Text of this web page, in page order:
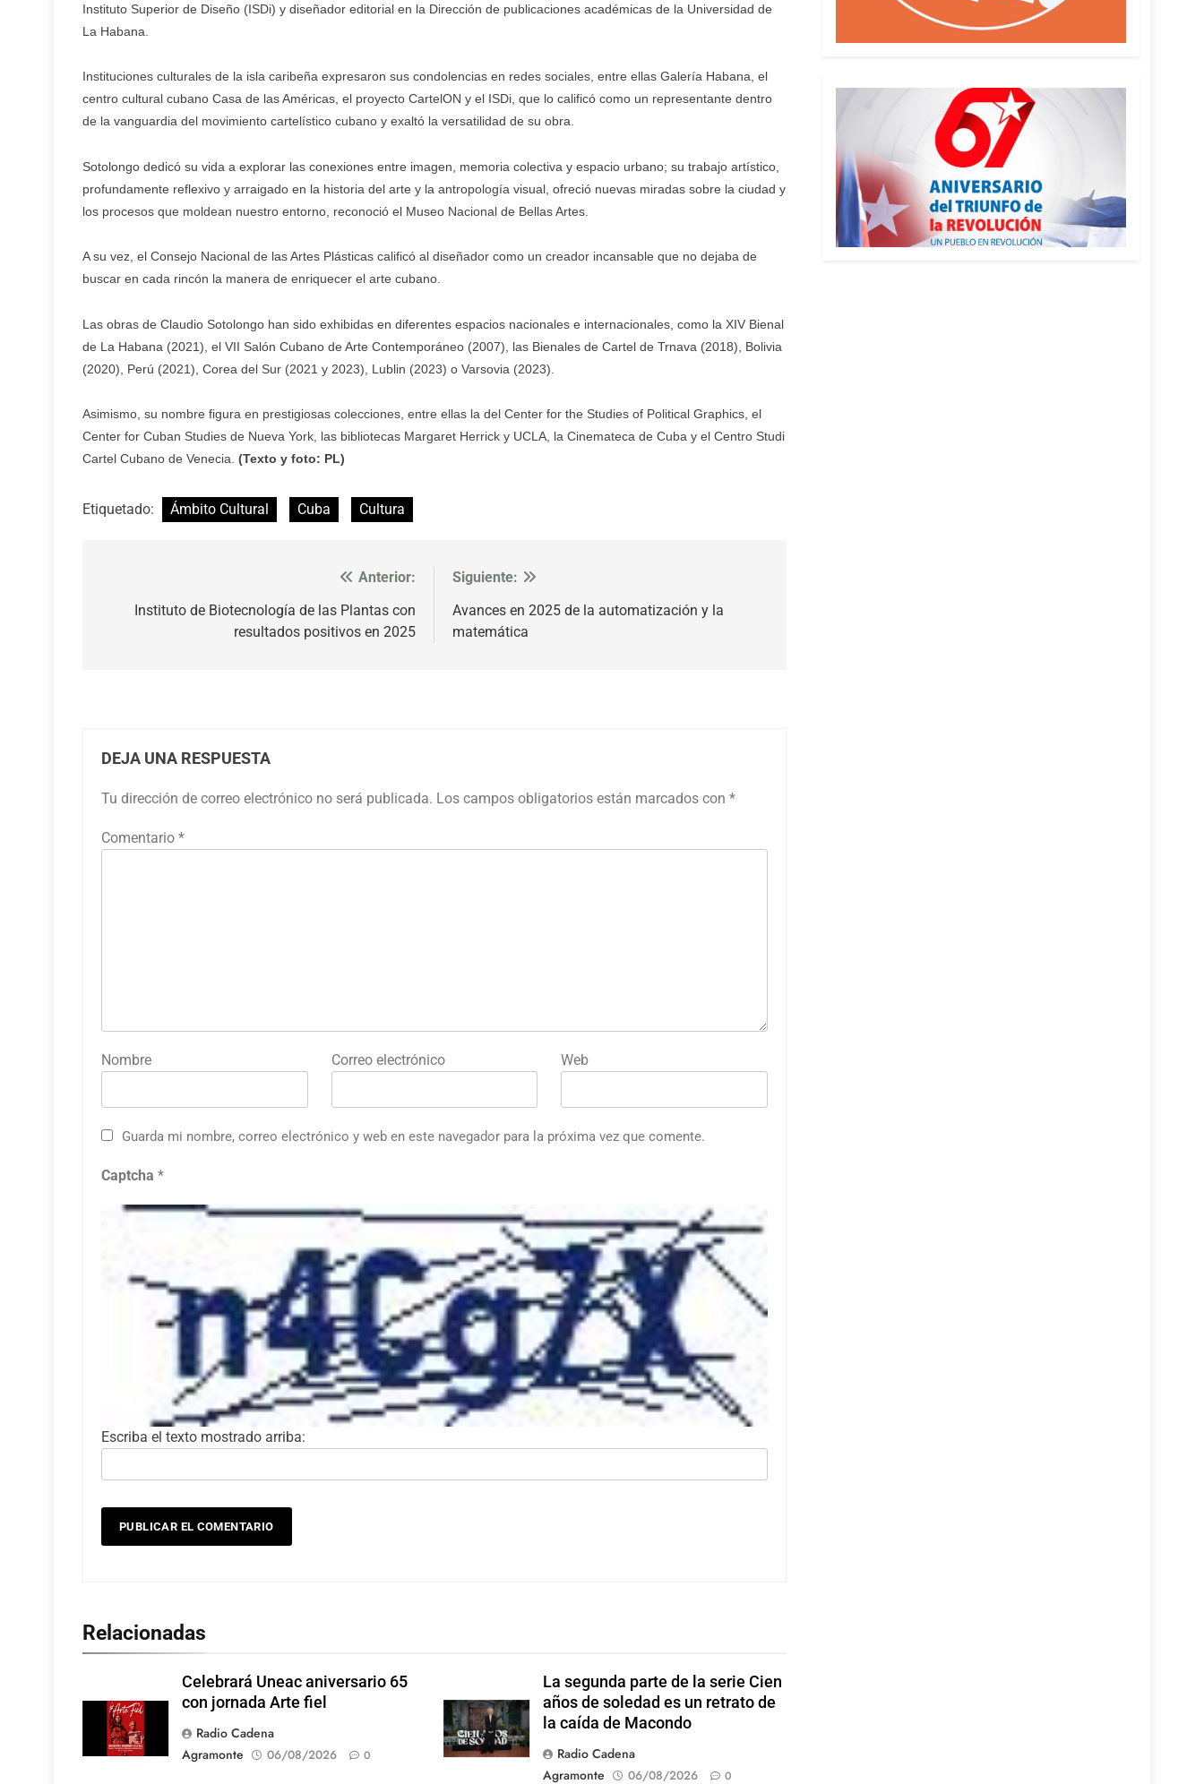
Instituto Superior de Diseño (ISDi) y diseñador editorial en la Dirección de publicaciones académicas de la Universidad de
La Habana.
Instituciones culturales de la isla caribeña expresaron sus condolencias en redes sociales, entre ellas Galería Habana, el
centro cultural cubano Casa de las Américas, el proyecto CartelON y el ISDi, que lo calificó como un representante dentro
de la vanguardia del movimiento cartelístico cubano y exaltó la versatilidad de su obra.
Sotolongo dedicó su vida a explorar las conexiones entre imagen, memoria colectiva y espacio urbano; su trabajo artístico,
profundamente reflexivo y arraigado en la historia del arte y la antropología visual, ofreció nuevas miradas sobre la ciudad y
los procesos que moldean nuestro entorno, reconoció el Museo Nacional de Bellas Artes.
A su vez, el Consejo Nacional de las Artes Plásticas calificó al diseñador como un creador incansable que no dejaba de
buscar en cada rincón la manera de enriquecer el arte cubano.
Las obras de Claudio Sotolongo han sido exhibidas en diferentes espacios nacionales e internacionales, como la XIV Bienal
de La Habana (2021), el VII Salón Cubano de Arte Contemporáneo (2007), las Bienales de Cartel de Trnava (2018), Bolivia
(2020), Perú (2021), Corea del Sur (2021 y 2023), Lublin (2023) o Varsovia (2023).
Asimismo, su nombre figura en prestigiosas colecciones, entre ellas la del Center for the Studies of Political Graphics, el
Center for Cuban Studies de Nueva York, las bibliotecas Margaret Herrick y UCLA, la Cinemateca de Cuba y el Centro Studi
Cartel Cubano de Venecia. (Texto y foto: PL)
Etiquetado: Ámbito Cultural Cuba Cultura
Anterior:
Instituto de Biotecnología de las Plantas con
resultados positivos en 2025
Siguiente:
Avances en 2025 de la automatización y la
matemática
DEJA UNA RESPUESTA
Tu dirección de correo electrónico no será publicada. Los campos obligatorios están marcados con *
Comentario *
Nombre Correo electrónico Web
Guarda mi nombre, correo electrónico y web en este navegador para la próxima vez que comente.
Captcha *
Escriba el texto mostrado arriba:
Relacionadas
Celebrará Uneac aniversario 65
con jornada Arte fiel
Radio Cadena
Agramonte
06/08/2026 0
La segunda parte de la serie Cien
años de soledad es un retrato de
la caída de Macondo
Radio Cadena
Agramonte
06/08/2026 0